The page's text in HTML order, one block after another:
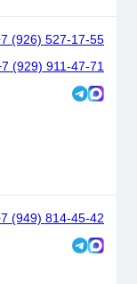
(926) 527-17-55
(929) 911-47-71
(949) 814-45-42